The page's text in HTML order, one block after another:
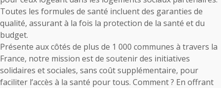
Toutes les formules de santé incluent des garanties de
qualité, assurant à la fois la protection de la santé et du
budget.
Présente aux côtés de plus de 1 000 communes à travers la
France, notre mission est de soutenir des initiatives
solidaires et sociales, sans coût supplémentaire, pour
faciliter l’accès à la santé pour tous. Comment ? En offrant